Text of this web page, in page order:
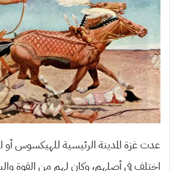
عدت غزة المدينة الرئيسية للهيكسوس أو
اختلف في أصلهم، وكان لهم من القوة